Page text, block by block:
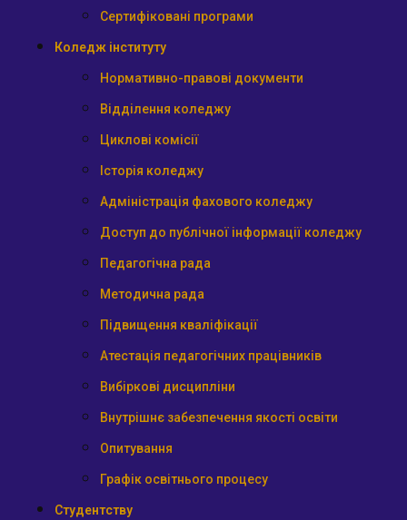
Сертифіковані програми
Коледж інституту
Нормативно-правові документи
Відділення коледжу
Циклові комісії
Історія коледжу
Адміністрація фахового коледжу
Доступ до публічної інформації коледжу
Педагогічна рада
Методична рада
Підвищення кваліфікації
Атестація педагогічних працівників
Вибіркові дисципліни
Внутрішнє забезпечення якості освіти
Опитування
Графік освітнього процесу
Студентству